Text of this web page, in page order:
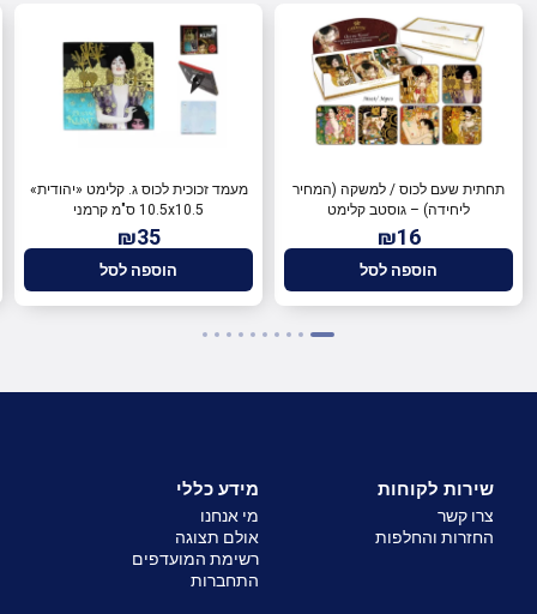
תחתית שעם לכוס / למשקה (המחיר
ליחידה) – גוסטב קלימט
₪16
הוספה לסל
מעמד זכוכית לכוס ג. קלימט «יהודית»
10.5x10.5 ס"מ קרמני
₪35
הוספה לסל
שירות לקוחות
צרו קשר
החזרות והחלפות
מידע כללי
מי אנחנו
אולם תצוגה
רשימת המועדפים
התחברות